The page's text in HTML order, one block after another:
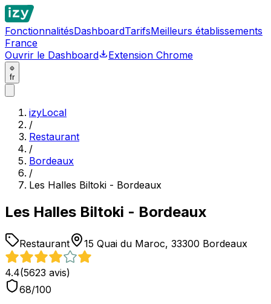
FonctionnalitésDashboardTarifsMeilleurs établissements
France
Ouvrir le Dashboard
Extension Chrome
fr
izyLocal
/
Restaurant
/
Bordeaux
/
Les Halles Biltoki - Bordeaux
Les Halles Biltoki - Bordeaux
Restaurant 15 Quai du Maroc, 33300 Bordeaux
4.4(5623 avis)
68/100